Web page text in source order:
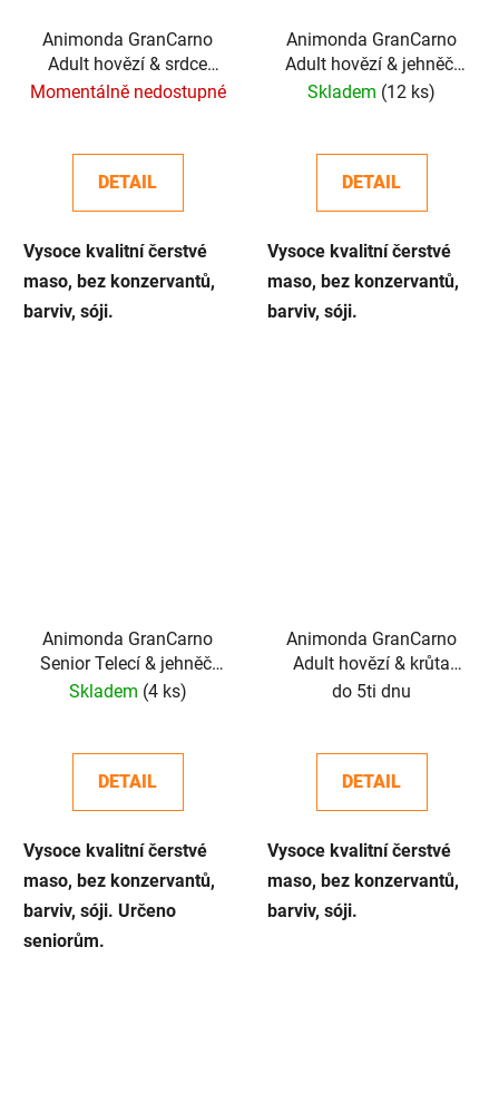
Animonda GranCarno
Adult hovězí & srdce
800g
Momentálně nedostupné
DETAIL
Vysoce kvalitní čerstvé
maso, bez konzervantů,
barviv, sóji.
Animonda GranCarno
Adult hovězí & jehněčí
800g
Skladem (12 ks)
DETAIL
Vysoce kvalitní čerstvé
maso, bez konzervantů,
barviv, sóji.
Animonda GranCarno
Senior Telecí & jehněčí
400g
Skladem (4 ks)
DETAIL
Vysoce kvalitní čerstvé
maso, bez konzervantů,
barviv, sóji. Určeno
seniorům.
Animonda GranCarno
Adult hovězí & krůta
400g, 800g
do 5ti dnu
DETAIL
Vysoce kvalitní čerstvé
maso, bez konzervantů,
barviv, sóji.